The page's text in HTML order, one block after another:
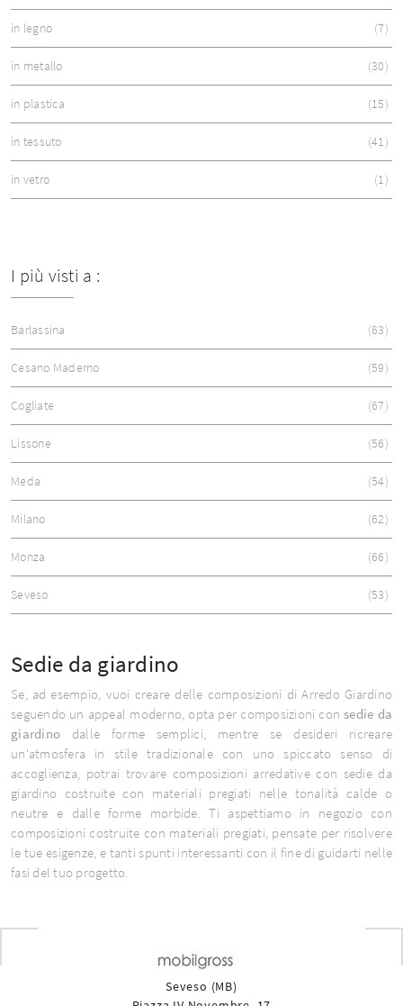
in legno 7
in metallo 30
in plastica 15
in tessuto 41
in vetro 1
I più visti a :
Barlassina 63
Cesano Maderno 59
Cogliate 67
Lissone 56
Meda 54
Milano 62
Monza 66
Seveso 53
Sedie da giardino
Se, ad esempio, vuoi creare delle composizioni di Arredo Giardino
seguendo un appeal moderno, opta per composizioni consedie da
giardino dalle forme semplici, mentre se desideri ricreare
un'atmosfera in stile tradizionale con uno spiccato senso di
accoglienza, potrai trovare composizioni arredative con sedie da
giardino costruite con materiali pregiati nelle tonalità calde o
neutre e dalle forme morbide. Ti aspettiamo in negozio con
composizioni costruite con materiali pregiati, pensate per risolvere
le tue esigenze, e tanti spunti interessanti con il fine di guidarti nelle
fasi del tuo progetto.
Seveso (MB)